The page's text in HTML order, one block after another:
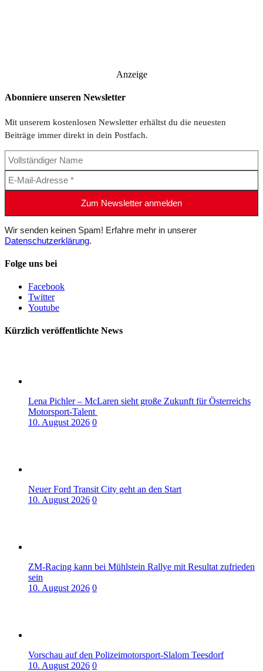
Anzeige
Abonniere unseren Newsletter
Mit unserem kostenlosen Newsletter erhältst du die neuesten
Beiträge immer direkt in dein Postfach.
Wir senden keinen Spam! Erfahre mehr in unserer
Datenschutzerklärung.
Folge uns bei
Facebook
Twitter
Youtube
Kürzlich veröffentlichte News
Lena Pichler – McLaren sieht große Zukunft für Österreichs
Motorsport-Talent
10. August 2026 0
Neuer Ford Transit City geht an den Start
10. August 2026 0
ZM-Racing kann bei Mühlstein Rallye mit Resultat zufrieden
sein
10. August 2026 0
Vorschau auf den Polizeimotorsport-Slalom Teesdorf
10. August 2026 0